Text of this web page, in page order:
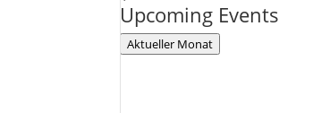
Upcoming Events
Aktueller Monat